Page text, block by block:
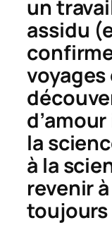
un
assidu
voyages
la
à la
revenir
toujours